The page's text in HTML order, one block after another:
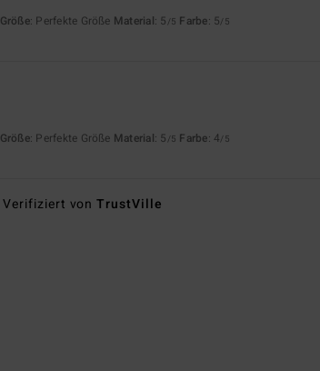
Größe: Perfekte Größe Material: 5 /5 Farbe: 5/5
Größe: Perfekte Größe Material: 5 /5 Farbe: 4/5
Verifiziert vonTrustVille